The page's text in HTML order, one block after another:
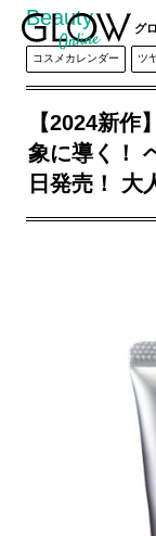
グ
Beauty
コスメカレンダー ツ
【2024新作
象に導く！
日発売！ 大